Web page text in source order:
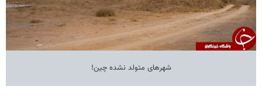
شهرهای متولد نشده چین!